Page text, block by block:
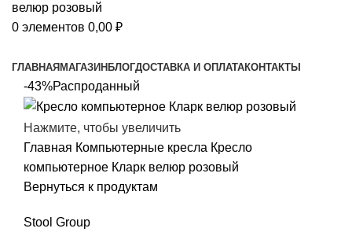
0 элементов 0,00 ₽
ГЛАВНАЯ МАГАЗИН БЛОГДОСТАВКА И ОПЛАТАКОНТАКТЫ
-43%Распроданный
Нажмите, чтобы увеличить
Главная Компьютерные кресла Кресло
компьютерное Кларк велюр розовый
Вернуться к продуктам
Stool Group